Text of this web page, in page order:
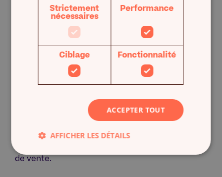
part si vous avez des paiements en attente.
Le classement des factures
de vente
Si vous avez un logiciel comptable, il est possible
d’automatiser la saisie des factures de vente. Il
dossier prévu à cet effet. Dans votre dossier,
vous pouvez les classer par numéros de facture,
d’émission (ou d’échéance). Le principe sera le
même pour un classement papier des factures
de vente.
Strictement
nécessaires
Performance
Ciblage Fonctionnalité
ACCEPTER TOUT
AFFICHER LES DÉTAILS